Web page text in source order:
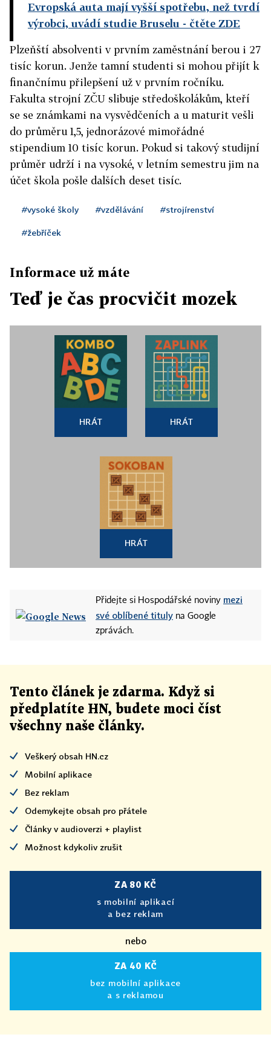
Evropská auta mají vyšší spotřebu, než tvrdí
výrobci, uvádí studie Bruselu - čtěte ZDE
Plzeňští absolventi v prvním zaměstnání berou i 27
tisíc korun. Jenže tamní studenti si mohou přijít k
finančnímu přilepšení už v prvním ročníku.
Fakulta strojní ZČU slibuje středoškolákům, kteří
se se známkami na vysvědčeních a u maturit vešli
do průměru 1,5, jednorázové mimořádné
stipendium 10 tisíc korun. Pokud si takový studijní
průměr udrží i na vysoké, v letním semestru jim na
účet škola pošle dalších deset tisíc.
#vysoké školy #vzdělávání #strojírenství
#žebříček
Informace už máte
Teď je čas procvičit mozek
HRÁT HRÁT
HRÁT
Přidejte si Hospodářské noviny mezi
své oblíbené tituly na Google
zprávách.
Tento článek je zdarma. Když si
předplatíte HN, budete moci číst
všechny naše články.
Veškerý obsah HN.cz
Mobilní aplikace
Bez reklam
Odemykejte obsah pro přátele
Články v audioverzi + playlist
Možnost kdykoliv zrušit
ZA 80 KČ
s mobilní aplikací
a bez reklam
nebo
ZA 40 KČ
bez mobilní aplikace
a s reklamou